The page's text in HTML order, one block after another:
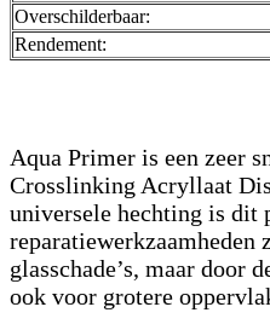
Overschilderbaar:
Rendement:
Aqua Primer is een zeer
Crosslinking Acryllaat
universele hechting is dit
reparatiewerkzaamheden
glasschade’s, maar door
ook voor grotere